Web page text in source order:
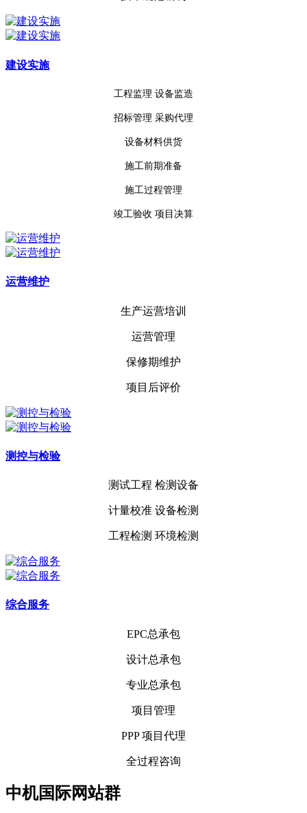
建设实施
工程监理 设备监造
招标管理 采购代理
设备材料供货
施工前期准备
施工过程管理
竣工验收 项目决算
运营维护
生产运营培训
运营管理
保修期维护
项目后评价
测控与检验
测试工程 检测设备
计量校准 设备检测
工程检测 环境检测
综合服务
EPC总承包
设计总承包
专业总承包
项目管理
PPP 项目代理
全过程咨询
中机国际网站群